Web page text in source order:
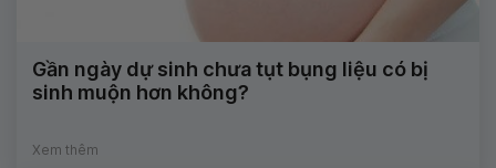
Gần ngày dự sinh chưa tụt bụng liệu có bị
sinh muộn hơn không?
Xem thêm